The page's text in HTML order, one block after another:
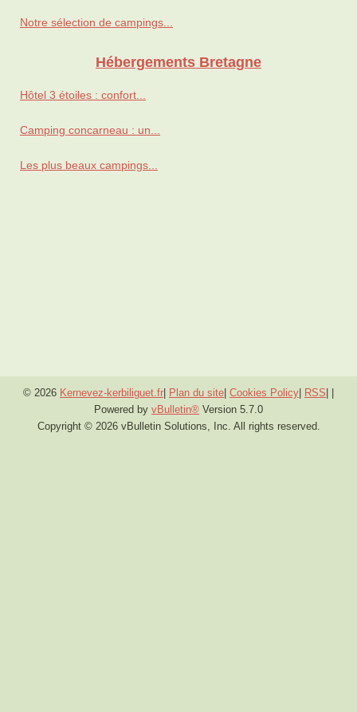
Notre sélection de campings...
Hébergements Bretagne
Hôtel 3 étoiles : confort...
Camping concarneau : un...
Les plus beaux campings...
© 2026 Kernevez-kerbiliguet.fr Plan du site Cookies Policy RSS
Powered by vBulletin® Version 5.7.0
Copyright © 2026 vBulletin Solutions, Inc. All rights reserved.